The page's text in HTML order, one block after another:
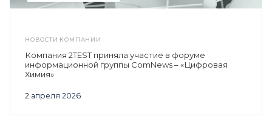
НОВОСТИ КОМПАНИИ
2 апреля 2026
Компания 2TEST приняла участие в форуме
информационной группы ComNews – «Цифровая
Химия»